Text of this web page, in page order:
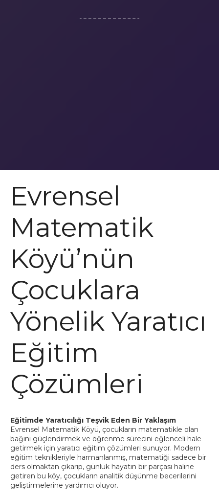
Evrensel
Matematik
Köyü’nün
Çocuklara
Yönelik Yaratıcı
Eğitim
Çözümleri
Eğitimde Yaratıcılığı Teşvik Eden Bir Yaklaşım
Evrensel Matematik Köyü, çocukların matematikle olan
bağını güçlendirmek ve öğrenme sürecini eğlenceli hale
getirmek için yaratıcı eğitim çözümleri sunuyor. Modern
eğitim teknikleriyle harmanlanmış, matematiği sadece bir
ders olmaktan çıkarıp, günlük hayatın bir parçası haline
getiren bu köy, çocukların analitik düşünme becerilerini
geliştirmelerine yardımcı oluyor.